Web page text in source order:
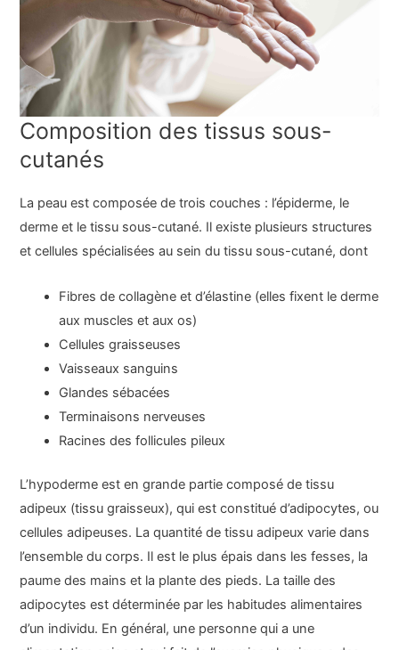
Composition des tissus sous-
cutanés
La peau est composée de trois couches : l’épiderme, le
derme et le tissu sous-cutané. Il existe plusieurs structures
et cellules spécialisées au sein du tissu sous-cutané, dont
Fibres de collagène et d’élastine (elles fixent le derme
aux muscles et aux os)
Cellules graisseuses
Vaisseaux sanguins
Glandes sébacées
Terminaisons nerveuses
Racines des follicules pileux
L’hypoderme est en grande partie composé de tissu
adipeux (tissu graisseux), qui est constitué d’adipocytes, ou
cellules adipeuses. La quantité de tissu adipeux varie dans
l’ensemble du corps. Il est le plus épais dans les fesses, la
paume des mains et la plante des pieds. La taille des
adipocytes est déterminée par les habitudes alimentaires
d’un individu. En général, une personne qui a une